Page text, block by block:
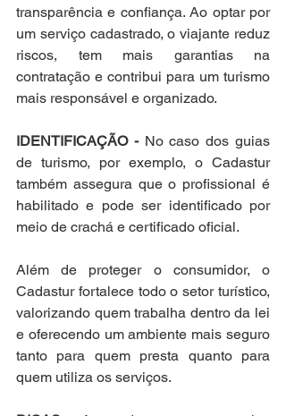
transparência e confiança. Ao optar por
um serviço cadastrado, o viajante reduz
riscos, tem mais garantias na
contratação e contribui para um turismo
mais responsável e organizado.
IDENTIFICAÇÃO - No caso dos guias
de turismo, por exemplo, o Cadastur
também assegura que o profissional é
habilitado e pode ser identificado por
meio de crachá e certificado oficial.
Além de proteger o consumidor, o
Cadastur fortalece todo o setor turístico,
valorizando quem trabalha dentro da lei
e oferecendo um ambiente mais seguro
tanto para quem presta quanto para
quem utiliza os serviços.